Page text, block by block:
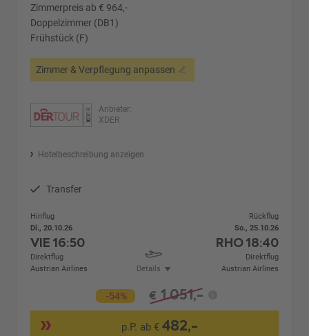
Zimmerpreis ab € 964,-
Doppelzimmer (DB1)
Frühstück (F)
Zimmer & Verpflegung anpassen
Anbieter:
XDER
Hotelbeschreibung anzeigen
Transfer
Hinflug
Di., 20.10.26
VIE16:50
Direktflug
Austrian Airlines
Details
Rückflug
So., 25.10.26
RHO18:40
Direktflug
Austrian Airlines
-54% € 1.051,-
p.P. ab € 482,-